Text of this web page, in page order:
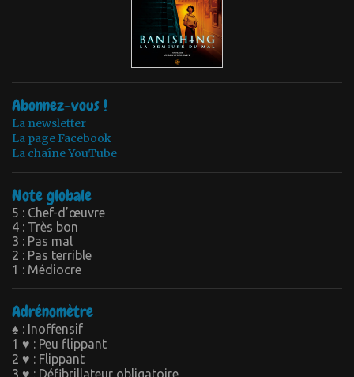
Abonnez-vous !
La newsletter
La page Facebook
La chaîne YouTube
Note globale
5 : Chef-d’œuvre
4 : Très bon
3 : Pas mal
2 : Pas terrible
1 : Médiocre
Adrénomètre
♠ : Inoffensif
1 ♥ : Peu flippant
2 ♥ : Flippant
3 ♥ : Défibrillateur obligatoire